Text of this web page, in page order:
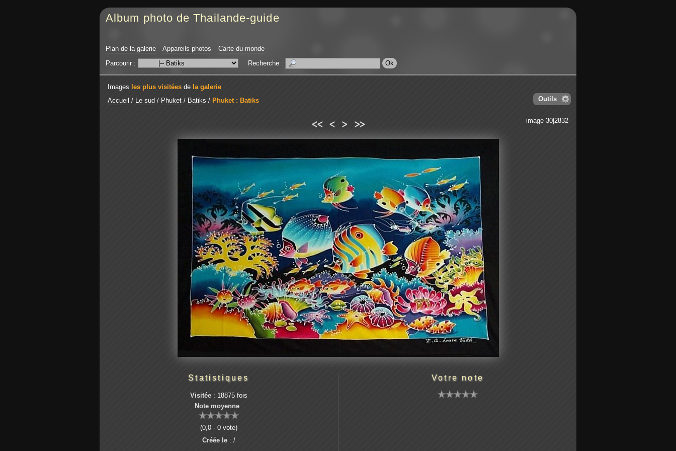
Album photo de Thailande-guide
Plan de la galerie Appareils photos
Carte du monde
Parcourir :
Recherche :
Images les plus visitées de la galerie
Outils
Accueil / Le sud / Phuket / Batiks / Phuket : Batiks
image 30|2832
<< < > >>
Statistiques
Visitée : 18875 fois
Note moyenne:
(0,0 - 0 vote)
Créée le : /
Votre note